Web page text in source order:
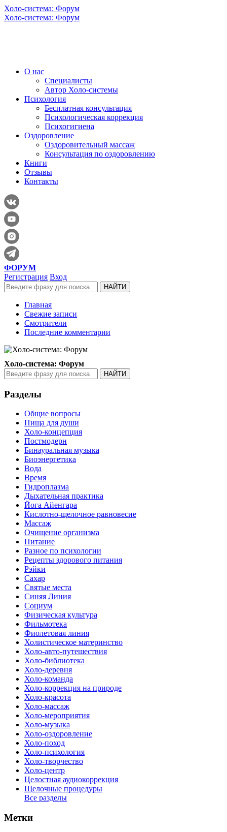
Холо-система: Форум
Холо-система: Форум
О нас
Специалисты
Автор Холо-системы
Психология
Бесплатная консультация
Психологическая коррекция
Психогигиена
Оздоровление
Оздоровительный массаж
Консультация по оздоровлению
Книги
Отзывы
Контакты
ФОРУМ
Регистрация Вход
Главная
Свежие записи
Смотрители
Последние комментарии
Холо-система: Форум
Разделы
Общие вопросы
Пища для души
Холо-концепция
Постмодерн
Бинауральная музыка
Биоэнергетика
Вода
Время
Гидроплазма
Дыхательная практика
Йога Айенгара
Кислотно-щелочное равновесие
Массаж
Очищение организма
Питание
Разное по психологии
Рецепты здорового питания
Рэйки
Сахар
Святые места
Синяя Линия
Социум
Физическая культура
Фильмотека
Фиолетовая линия
Холистическое материнство
Холо-авто-путешествия
Холо-библиотека
Холо-деревня
Холо-команда
Холо-коррекция на природе
Холо-красота
Холо-массаж
Холо-мероприятия
Холо-музыка
Холо-оздоровление
Холо-поход
Холо-психология
Холо-творчество
Холо-центр
Целостная аудиокоррекция
Щелочные процедуры
Все разделы
Метки